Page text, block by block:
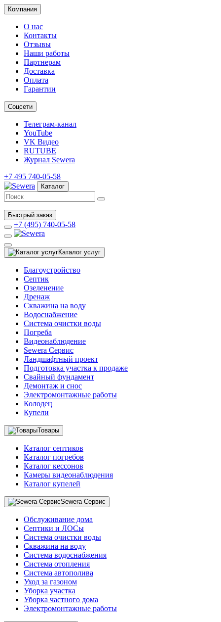
Компания
О нас
Контакты
Отзывы
Наши работы
Партнерам
Доставка
Оплата
Гарантии
Соцсети
Телеграм-канал
YouTube
VK Видео
RUTUBE
Журнал Sewera
+7 495 740-05-58
Каталог
Быстрый заказ
+7 (495) 740-05-58
Каталог услуг
Благоустройство
Септик
Озеленение
Дренаж
Скважина на воду
Водоснабжение
Система очистки воды
Погреба
Видеонаблюдение
Sewera Сервис
Ландшафтный проект
Подготовка участка к продаже
Свайный фундамент
Демонтаж и снос
Электромонтажные работы
Колодец
Купели
Товары
Каталог септиков
Каталог погребов
Каталог кессонов
Камеры видеонаблюдения
Каталог купелей
Sewera Сервис
Обслуживание дома
Септики и ЛОСы
Система очистки воды
Скважина на воду
Система водоснабжения
Система отопления
Система автополива
Уход за газоном
Уборка участка
Уборка частного дома
Электромонтажные работы